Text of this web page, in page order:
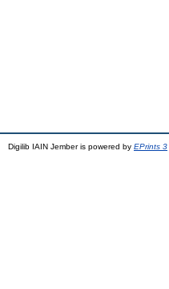
Digilib IAIN Jember is powered by EPrints 3